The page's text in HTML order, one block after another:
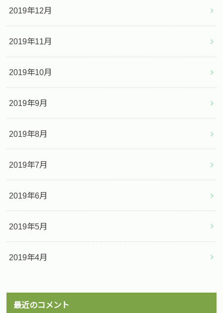
2019年12月
2019年11月
2019年10月
2019年9月
2019年8月
2019年7月
2019年6月
2019年5月
2019年4月
最近のコメント